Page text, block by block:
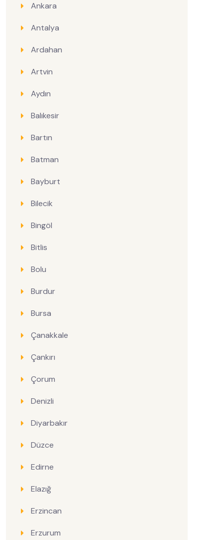
Ankara
Antalya
Ardahan
Artvin
Aydın
Balıkesir
Bartın
Batman
Bayburt
Bilecik
Bingöl
Bitlis
Bolu
Burdur
Bursa
Çanakkale
Çankırı
Çorum
Denizli
Diyarbakır
Düzce
Edirne
Elazığ
Erzincan
Erzurum